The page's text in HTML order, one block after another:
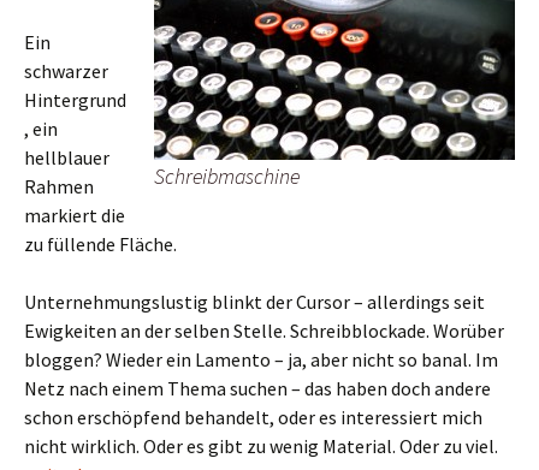
Schreibmaschine
Ein
schwarzer
Hintergrund
, ein
hellblauer
Rahmen
markiert die
zu füllende Fläche.
Unternehmungslustig blinkt der Cursor – allerdings seit
Ewigkeiten an der selben Stelle. Schreibblockade. Worüber
bloggen? Wieder ein Lamento – ja, aber nicht so banal. Im
Netz nach einem Thema suchen – das haben doch andere
schon erschöpfend behandelt, oder es interessiert mich
nicht wirklich. Oder es gibt zu wenig Material. Oder zu viel.